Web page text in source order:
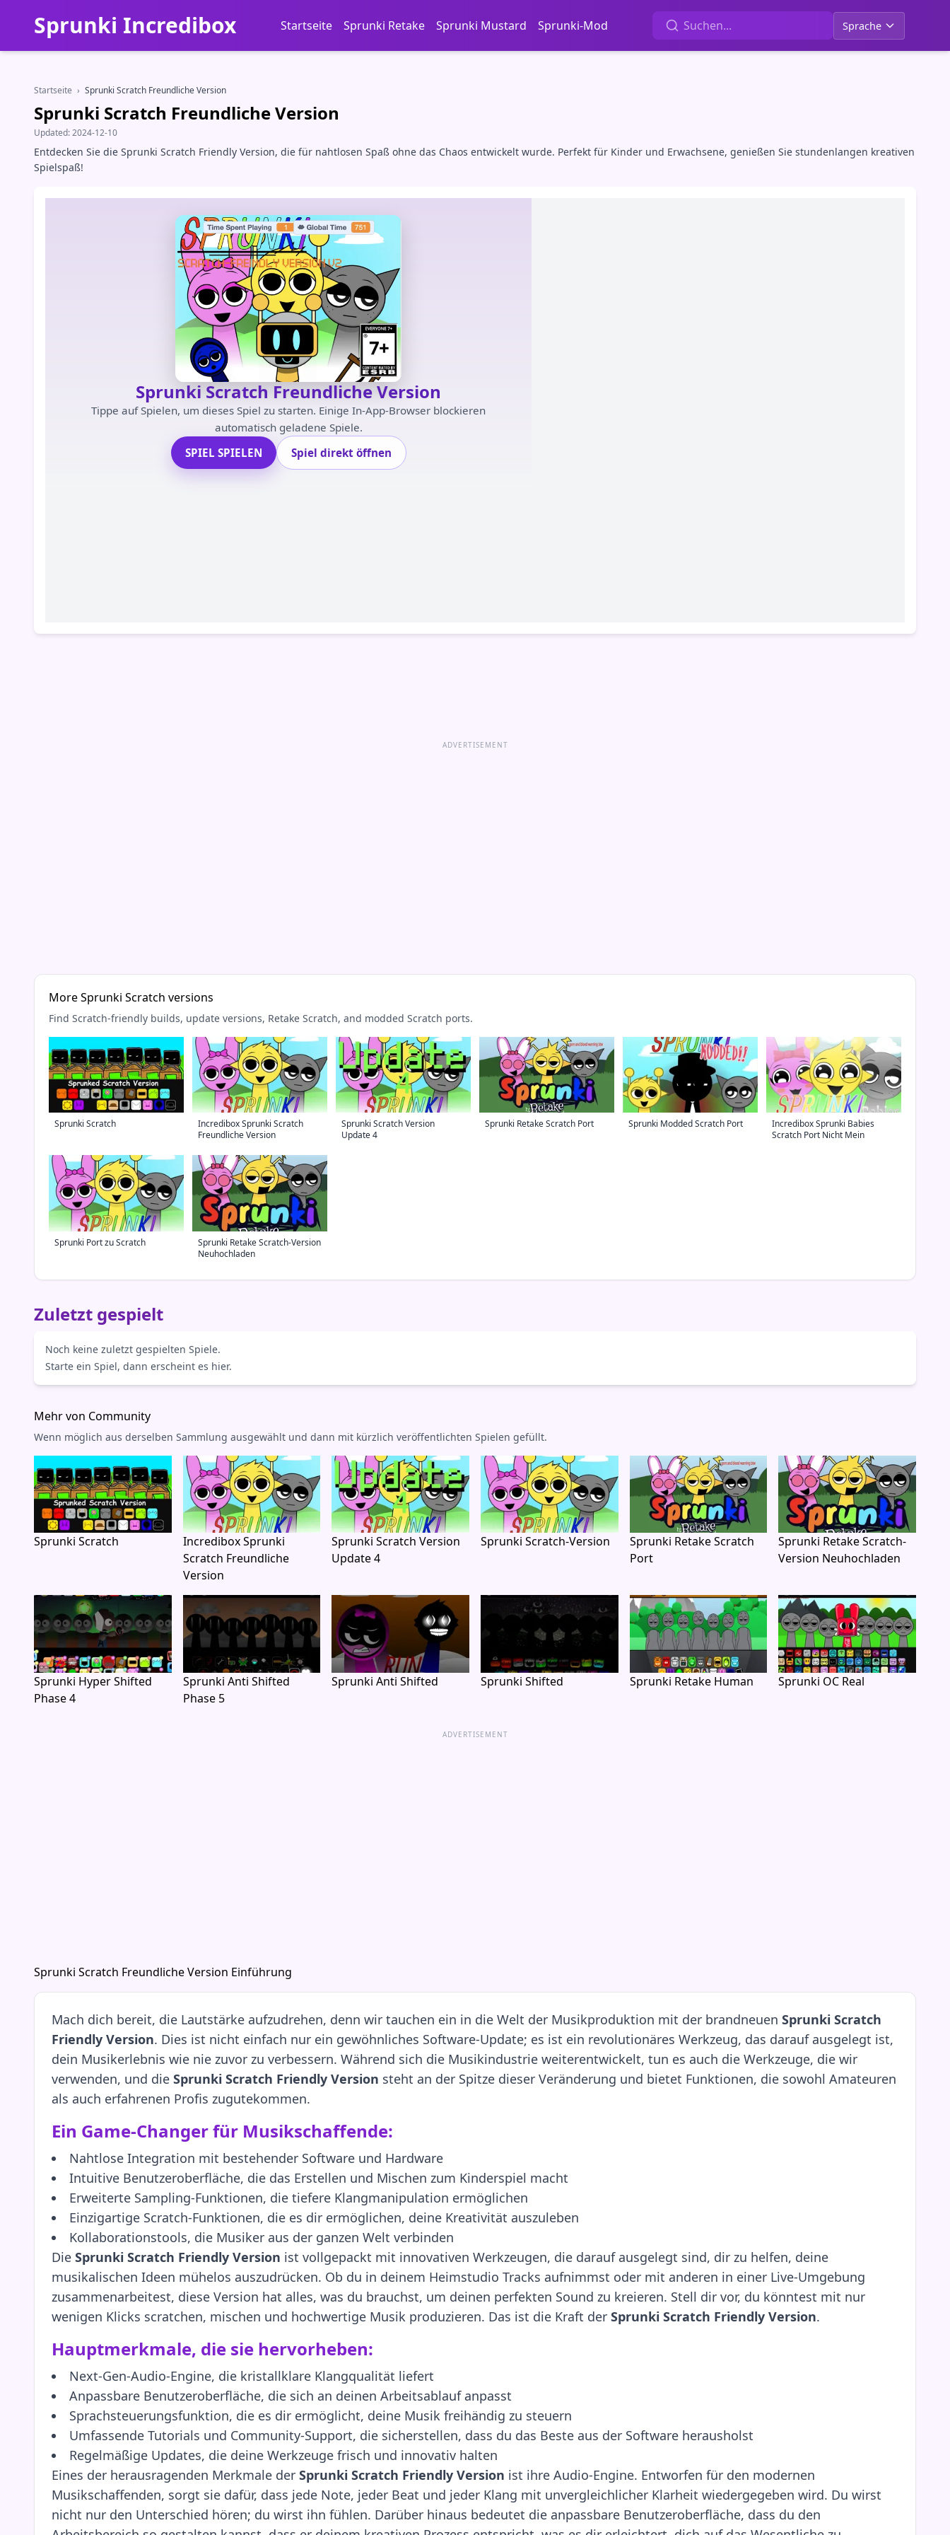
Sprunki Incredibox Startseite Sprunki Retake Sprunki Mustard Sprunki-Mod Sprache
Startseite › Sprunki Scratch Freundliche Version
Sprunki Scratch Freundliche Version
Updated:2024-12-10
Entdecken Sie die Sprunki Scratch Friendly Version, die für nahtlosen Spaß ohne das Chaos entwickelt wurde. Perfekt für Kinder und Erwachsene, genießen Sie stundenlangen kreativen
Spielspaß!
Sprunki Scratch Freundliche Version
Tippe auf Spielen, um dieses Spiel zu starten. Einige In-App-Browser blockieren
automatisch geladene Spiele.
SPIEL SPIELEN
Spiel direkt öffnen
ADVERTISEMENT
More Sprunki Scratch versions
Find Scratch-friendly builds, update versions, Retake Scratch, and modded Scratch ports.
Sprunki Scratch
Incredibox Sprunki Scratch
Freundliche Version
Sprunki Scratch Version
Update 4
Sprunki Retake Scratch Port Sprunki Modded Scratch Port
Incredibox Sprunki Babies
Scratch Port Nicht Mein
Sprunki Port zu Scratch
Sprunki Retake Scratch-Version
Neuhochladen
Zuletzt gespielt
Noch keine zuletzt gespielten Spiele.
Starte ein Spiel, dann erscheint es hier.
Mehr von Community
Wenn möglich aus derselben Sammlung ausgewählt und dann mit kürzlich veröffentlichten Spielen gefüllt.
Sprunki Scratch
Incredibox Sprunki
Scratch Freundliche
Version
Sprunki Scratch Version
Update 4
Sprunki Scratch-Version
Sprunki Retake Scratch
Port
Sprunki Retake Scratch-
Version Neuhochladen
Sprunki Hyper Shifted
Phase 4
Sprunki Anti Shifted
Phase 5
Sprunki Anti Shifted Sprunki Shifted Sprunki Retake Human Sprunki OC Real
ADVERTISEMENT
Sprunki Scratch Freundliche Version Einführung
Mach dich bereit, die Lautstärke aufzudrehen, denn wir tauchen ein in die Welt der Musikproduktion mit der brandneuen Sprunki Scratch
Friendly Version. Dies ist nicht einfach nur ein gewöhnliches Software-Update; es ist ein revolutionäres Werkzeug, das darauf ausgelegt ist,
dein Musikerlebnis wie nie zuvor zu verbessern. Während sich die Musikindustrie weiterentwickelt, tun es auch die Werkzeuge, die wir
verwenden, und die Sprunki Scratch Friendly Version steht an der Spitze dieser Veränderung und bietet Funktionen, die sowohl Amateuren
als auch erfahrenen Profis zugutekommen.
Ein Game-Changer für Musikschaffende:
Nahtlose Integration mit bestehender Software und Hardware
Intuitive Benutzeroberfläche, die das Erstellen und Mischen zum Kinderspiel macht
Erweiterte Sampling-Funktionen, die tiefere Klangmanipulation ermöglichen
Einzigartige Scratch-Funktionen, die es dir ermöglichen, deine Kreativität auszuleben
Kollaborationstools, die Musiker aus der ganzen Welt verbinden
Die Sprunki Scratch Friendly Version ist vollgepackt mit innovativen Werkzeugen, die darauf ausgelegt sind, dir zu helfen, deine
musikalischen Ideen mühelos auszudrücken. Ob du in deinem Heimstudio Tracks aufnimmst oder mit anderen in einer Live-Umgebung
zusammenarbeitest, diese Version hat alles, was du brauchst, um deinen perfekten Sound zu kreieren. Stell dir vor, du könntest mit nur
wenigen Klicks scratchen, mischen und hochwertige Musik produzieren. Das ist die Kraft der Sprunki Scratch Friendly Version.
Hauptmerkmale, die sie hervorheben:
Next-Gen-Audio-Engine, die kristallklare Klangqualität liefert
Anpassbare Benutzeroberfläche, die sich an deinen Arbeitsablauf anpasst
Sprachsteuerungsfunktion, die es dir ermöglicht, deine Musik freihändig zu steuern
Umfassende Tutorials und Community-Support, die sicherstellen, dass du das Beste aus der Software herausholst
Regelmäßige Updates, die deine Werkzeuge frisch und innovativ halten
Eines der herausragenden Merkmale der Sprunki Scratch Friendly Version ist ihre Audio-Engine. Entworfen für den modernen
Musikschaffenden, sorgt sie dafür, dass jede Note, jeder Beat und jeder Klang mit unvergleichlicher Klarheit wiedergegeben wird. Du wirst
nicht nur den Unterschied hören; du wirst ihn fühlen. Darüber hinaus bedeutet die anpassbare Benutzeroberfläche, dass du den